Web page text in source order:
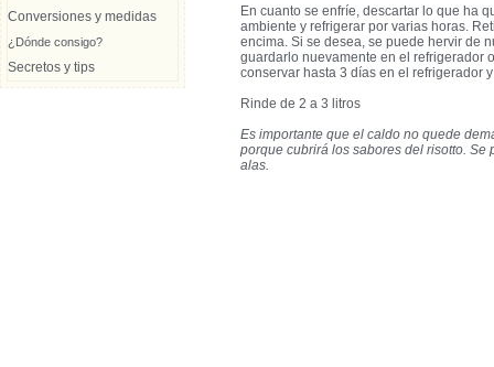
Conversiones y medidas
¿Dónde consigo?
Secretos y tips
En cuanto se enfríe, descartar lo que ha
ambiente y refrigerar por varias horas.
encima. Si se desea, se puede hervir de
guardarlo nuevamente en el refrigerador
conservar hasta 3 días en el refrigerador
Rinde de 2 a 3 litros
Es importante que el caldo no quede
porque cubrirá los sabores del risotto.
alas.